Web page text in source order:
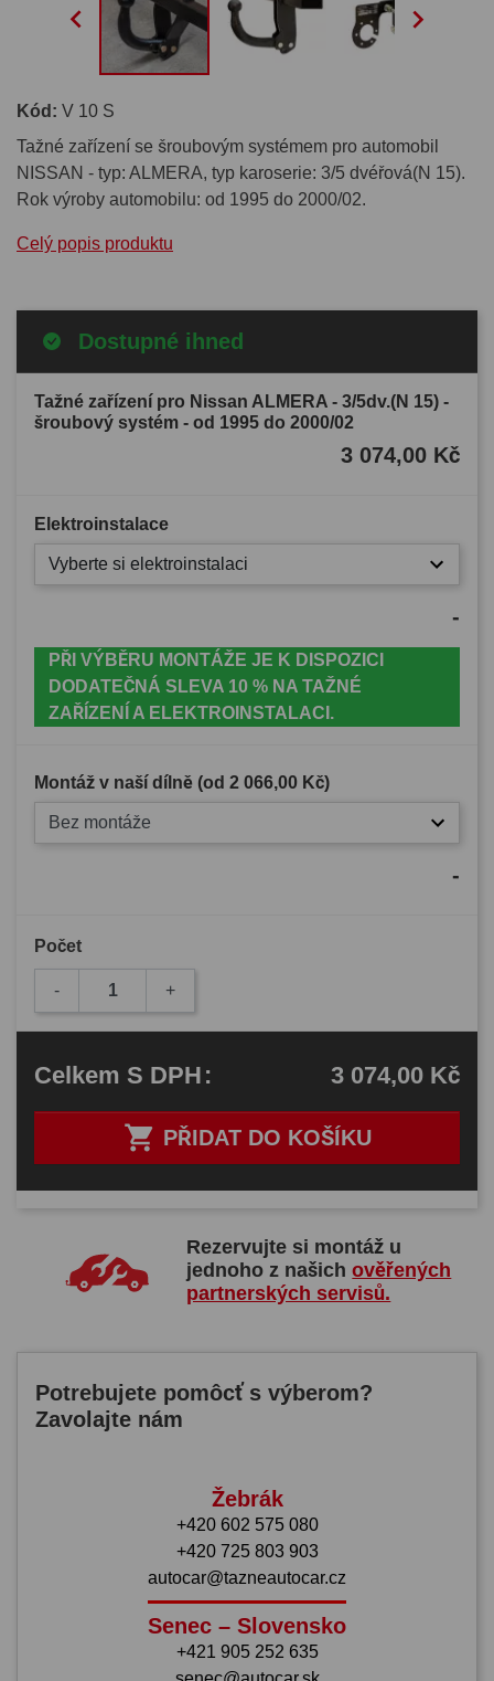
 
Kód: V 10 S
Tažné zařízení se šroubovým systémem pro automobil
NISSAN - typ: ALMERA, typ karoserie: 3/5 dvéřová(N 15).
Rok výroby automobilu: od 1995 do 2000/02.
Celý popis produktu
Dostupné ihned
Tažné zařízení pro Nissan ALMERA - 3/5dv.(N 15) -
šroubový systém - od 1995 do 2000/02
3 074,00 Kč
Elektroinstalace
Vyberte si elektroinstalaci
-
PŘI VÝBĚRU MONTÁŽE JE K DISPOZICI
DODATEČNÁ SLEVA 10 % NA TAŽNÉ
ZAŘÍZENÍ A ELEKTROINSTALACI.
Montáž v naší dílně (od 2 066,00 Kč)
Bez montáže
-
Počet
- +
 PŘIDAT DO KOŠÍKU
Celkem S DPH: 3 074,00 Kč
Rezervujte si montáž u
jednoho z našichověřených
partnerských servisů.
Potrebujete pomôcť s výberom?
Zavolajte nám
Žebrák
+420 602 575 080
+420 725 803 903
autocar@tazneautocar.cz
Senec – Slovensko
+421 905 252 635